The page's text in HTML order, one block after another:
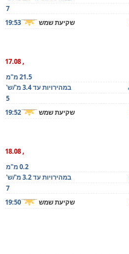
7
שקיעת שמש 19:53
, 17.08
21.5 מ"מ
במהירויות עד 3.4 מ'/ש'
5
שקיעת שמש 19:52
, 18.08
0.2 מ"מ
במהירויות עד 3.2 מ'/ש'
7
שקיעת שמש 19:50